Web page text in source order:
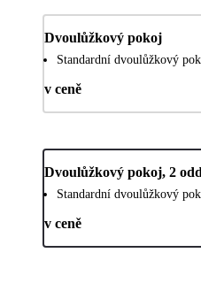
Dvoulůžkový pokoj
Standardní dvoulůžkový
v ceně
Dvoulůžkový pokoj, 2
Standardní dvoulůžkový
v ceně